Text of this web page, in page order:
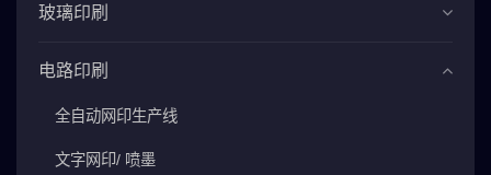
玻璃印刷
电路印刷
全自动网印生产线
文字网印/ 喷墨